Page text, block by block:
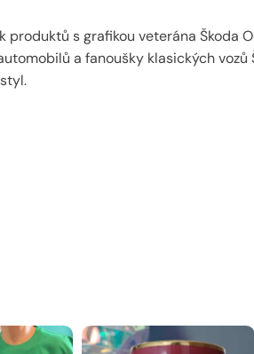
s grafikou veterána Škoda
a fanoušky klasických vozů